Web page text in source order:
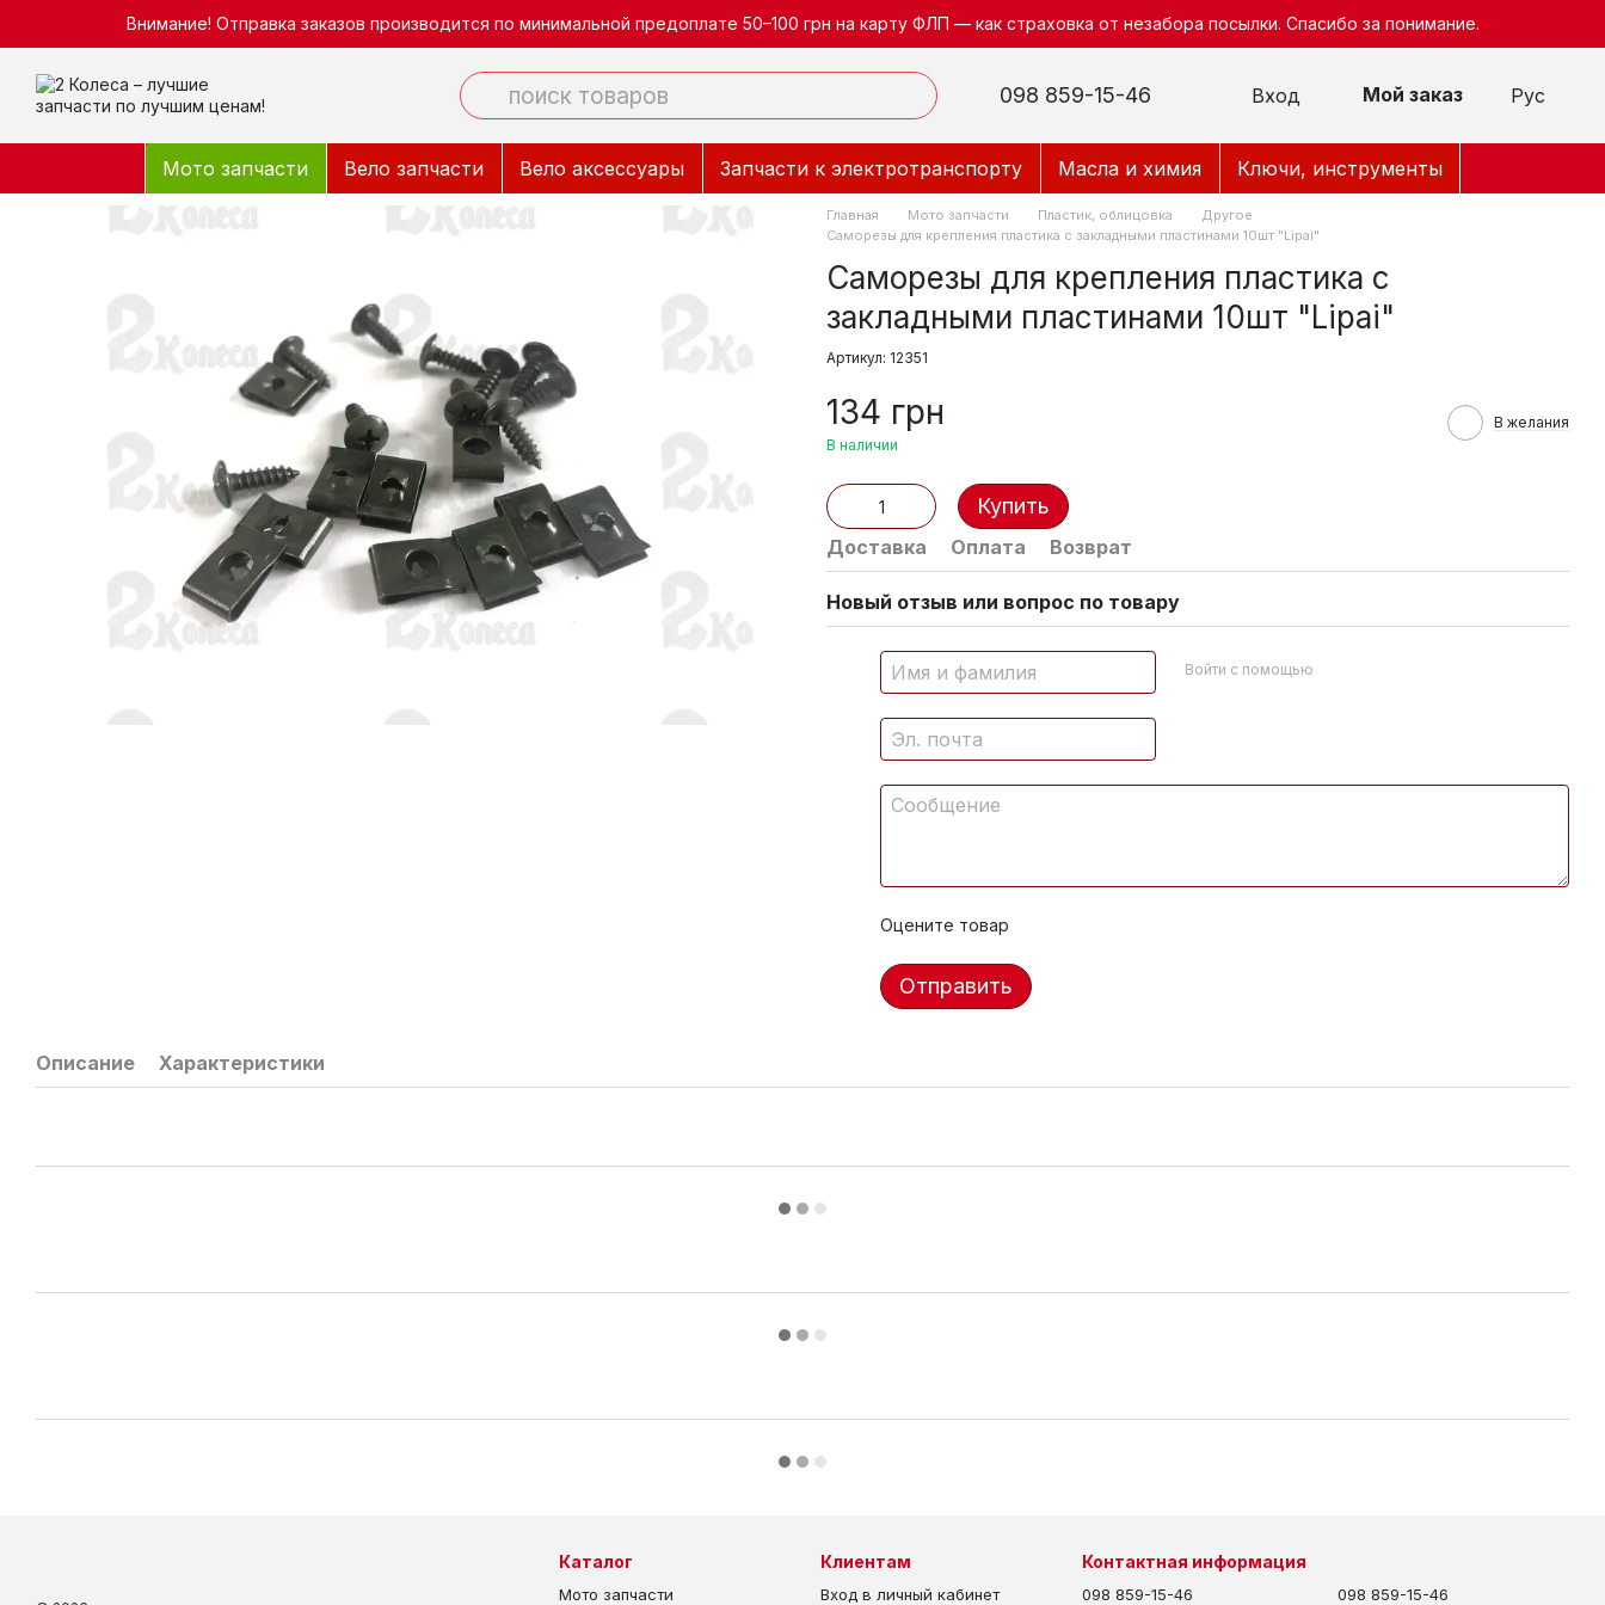
Перейти к основному контенту
Внимание! Отправка заказов производится по минимальной предоплате 50–100 грн на карту ФЛП — как страховка от незабора посылки. Спасибо за понимание.
098 859-15-46 Вход Мой заказ Рус
Мото запчасти Вело запчасти Вело аксессуары Запчасти к электротранспорту Масла и химия Ключи, инструменты
Главная Мото запчасти Пластик, облицовка
Другое
Саморезы для крепления пластика с закладными пластинами 10шт "Lipai"
Саморезы для крепления пластика с
закладными пластинами 10шт "Lipai"
Артикул: 12351
134 грн
В наличии
В желания
Купить
Доставка Оплата Возврат
Новый отзыв или вопрос по товару
Войти с помощью
Оцените товар
Отправить
Описание Характеристики
Каталог
Мото запчасти
Клиентам
Вход в личный кабинет
Контактная информация
098 859-15-46 098 859-15-46